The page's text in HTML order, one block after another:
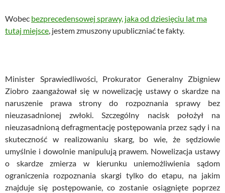
Wobec bezprecedensowej sprawy, jaka od dziesięciu lat ma
tutaj miejsce, jestem zmuszony upubliczniać te fakty.
Minister Sprawiedliwości, Prokurator Generalny Zbigniew
Ziobro zaangażował się w nowelizację ustawy o skardze na
naruszenie prawa strony do rozpoznania sprawy bez
nieuzasadnionej zwłoki. Szczególny nacisk położył na
nieuzasadnioną defragmentację postępowania przez sądy i na
skuteczność w realizowaniu skarg, bo wie, że sędziowie
umyślnie i dowolnie manipulują prawem. Nowelizacja ustawy
o skardze zmierza w kierunku uniemożliwienia sądom
ograniczenia rozpoznania skargi tylko do etapu, na jakim
znajduje się postępowanie, co zostanie osiągnięte poprzez